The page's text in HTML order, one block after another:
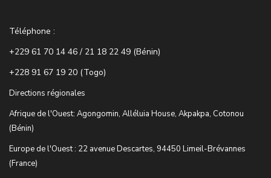
Téléphone :
+229 61 70 14 46 / 21 18 22 49 (Bénin)
+228 91 67 19 20 (Togo)
Directions régionales
Afrique de l'Ouest: Agongomin, Alléluia House, Akpakpa, Cotonou
(Bénin)
Europe de l'Ouest : 22 avenue Descartes, 94450 Limeil-Brévannes
(France)